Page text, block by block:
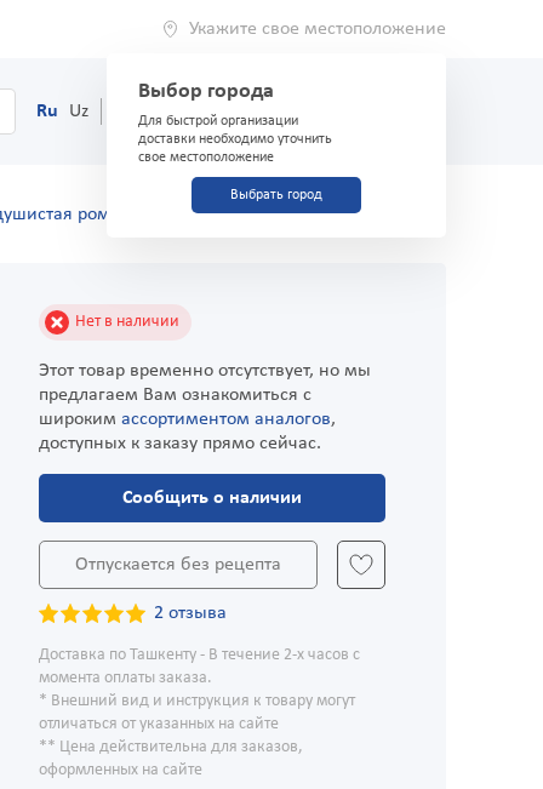
Укажите свое местоположение
Выбор города
Для быстрой организации
доставки необходимо уточнить
свое местоположение
Выбрать город
Ru Uz (71) 200-03-03
ромашка 45 г
Нет в наличии
Этот товар временно отсутствует, но мы
предлагаем Вам ознакомиться с
широким ассортиментом аналогов,
доступных к заказу прямо сейчас.
Сообщить о наличии
Отпускается без рецепта
2 отзыва
Доставка по Ташкенту - В течение 2-х часов с
момента оплаты заказа.
* Внешний вид и инструкция к товару могут
отличаться от указанных на сайте
** Цена действительна для заказов,
оформленных на сайте